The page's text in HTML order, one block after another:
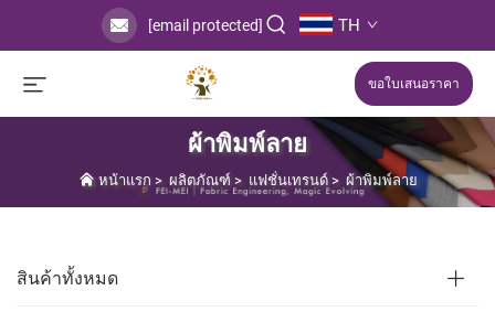
[email protected] TH
ขอใบเสนอราคา
ผ้าพิมพ์ลาย
หน้าแรก > ผลิตภัณฑ์ > แฟชั่นเทรนด์> ผ้าพิมพ์ลาย
สินค้าทั้งหมด